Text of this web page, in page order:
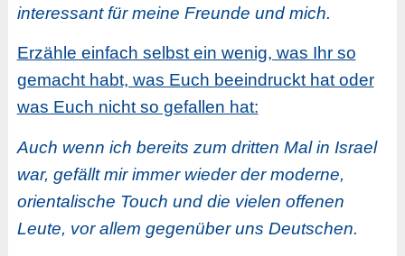
interessant für meine Freunde und mich.
Erzähle einfach selbst ein wenig, was Ihr so
gemacht habt, was Euch beeindruckt hat oder
was Euch nicht so gefallen hat:
Auch wenn ich bereits zum dritten Mal in Israel
war, gefällt mir immer wieder der moderne,
orientalische Touch und die vielen offenen
Leute, vor allem gegenüber uns Deutschen.